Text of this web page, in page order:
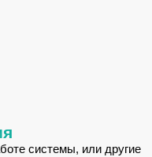
системы, или другие